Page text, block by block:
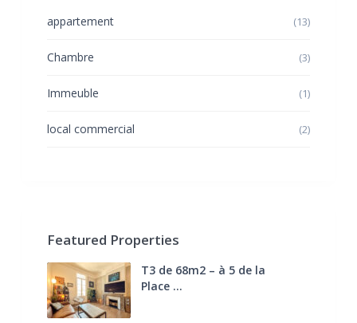
appartement (13)
Chambre (3)
Immeuble (1)
local commercial (2)
Featured Properties
T3 de 68m2 – à 5 de la
Place ...